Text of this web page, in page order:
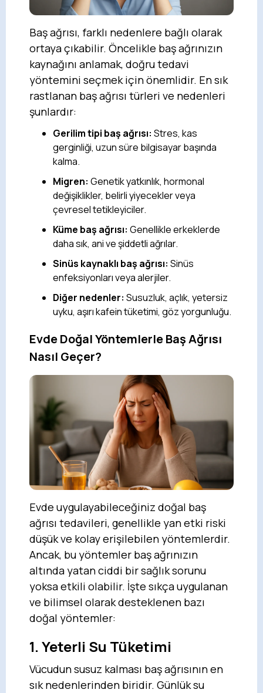
Baş ağrısı, farklı nedenlere bağlı olarak
ortaya çıkabilir. Öncelikle baş ağrınızın
kaynağını anlamak, doğru tedavi
yöntemini seçmek için önemlidir. En sık
rastlanan baş ağrısı türleri ve nedenleri
şunlardır:
Gerilim tipi baş ağrısı: Stres, kas
gerginliği, uzun süre bilgisayar başında
kalma.
Migren: Genetik yatkınlık, hormonal
değişiklikler, belirli yiyecekler veya
çevresel tetikleyiciler.
Küme baş ağrısı: Genellikle erkeklerde
daha sık, ani ve şiddetli ağrılar.
Sinüs kaynaklı baş ağrısı: Sinüs
enfeksiyonları veya alerjiler.
Diğer nedenler: Susuzluk, açlık, yetersiz
uyku, aşırı kafein tüketimi, göz yorgunluğu.
Evde Doğal Yöntemlerle Baş Ağrısı
Nasıl Geçer?
Evde uygulayabileceğiniz doğal baş
ağrısı tedavileri, genellikle yan etki riski
düşük ve kolay erişilebilen yöntemlerdir.
Ancak, bu yöntemler baş ağrınızın
altında yatan ciddi bir sağlık sorunu
yoksa etkili olabilir. İşte sıkça uygulanan
ve bilimsel olarak desteklenen bazı
doğal yöntemler:
1. Yeterli Su Tüketimi
Vücudun susuz kalması baş ağrısının en
sık nedenlerinden biridir. Günlük su